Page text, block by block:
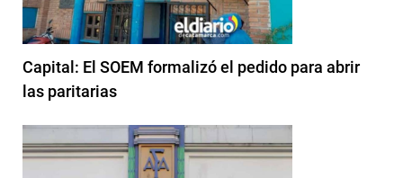
Capital: El SOEM formalizó el pedido para abrir
las paritarias